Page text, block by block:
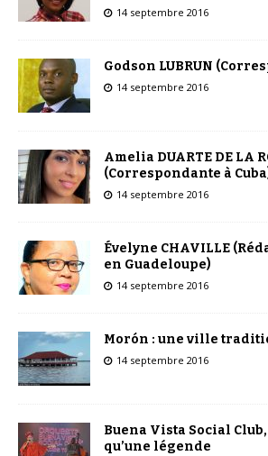
14 septembre 2016
Godson LUBRUN
14 septembre 2016
Amelia DUARTE DE LA
(Correspondante à
14 septembre 2016
Évelyne CHAVILLE
en Guadeloupe)
14 septembre 2016
Morón : une ville
14 septembre 2016
Buena Vista Social
qu’une légende